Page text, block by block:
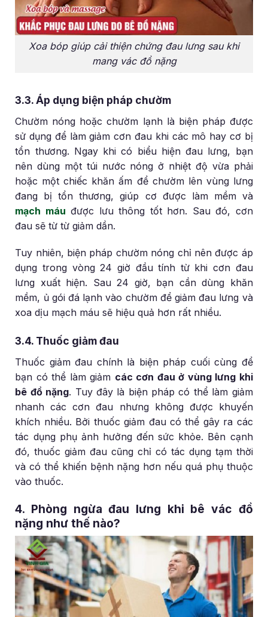
Xoa bóp giúp cải thiện chứng đau lưng sau khi
mang vác đồ nặng
3.3. Áp dụng biện pháp chườm
Chườm nóng hoặc chườm lạnh là biện pháp được
sử dụng để làm giảm cơn đau khi các mô hay cơ bị
tổn thương. Ngay khi có biểu hiện đau lưng, bạn
nên dùng một túi nước nóng ở nhiệt độ vừa phải
hoặc một chiếc khăn ấm để chườm lên vùng lưng
đang bị tổn thương, giúp cơ được làm mềm và
mạch máu được lưu thông tốt hơn. Sau đó, cơn
đau sẽ từ từ giảm dần.
Tuy nhiên, biện pháp chườm nóng chỉ nên được áp
dụng trong vòng 24 giờ đầu tính từ khi cơn đau
lưng xuất hiện. Sau 24 giờ, bạn cần dùng khăn
mềm, ủ gói đá lạnh vào chườm để giảm đau lưng và
xoa dịu mạch máu sẽ hiệu quả hơn rất nhiều.
3.4. Thuốc giảm đau
Thuốc giảm đau chính là biện pháp cuối cùng để
bạn có thể làm giảm các cơn đau ở vùng lưng khi
bê đồ nặng. Tuy đây là biện pháp có thể làm giảm
nhanh các cơn đau nhưng không được khuyến
khích nhiều. Bởi thuốc giảm đau có thể gây ra các
tác dụng phụ ảnh hưởng đến sức khỏe. Bên cạnh
đó, thuốc giảm đau cũng chỉ có tác dụng tạm thời
và có thể khiến bệnh nặng hơn nếu quá phụ thuộc
vào thuốc.
4. Phòng ngừa đau lưng khi bê vác đồ
nặng như thế nào?